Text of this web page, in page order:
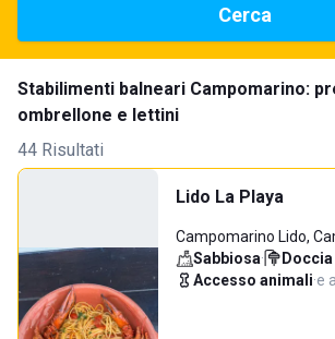
Cerca
Stabilimenti balneari Campomarino:
ombrellone e lettini
44 Risultati
Lido La Playa
Campomarino Lido,
Sabbiosa·
Accesso animali·e